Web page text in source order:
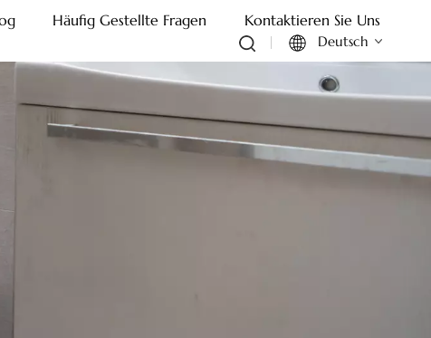
Häufig Gestellte Fragen Kontaktieren Sie Uns
Deutsch
Français